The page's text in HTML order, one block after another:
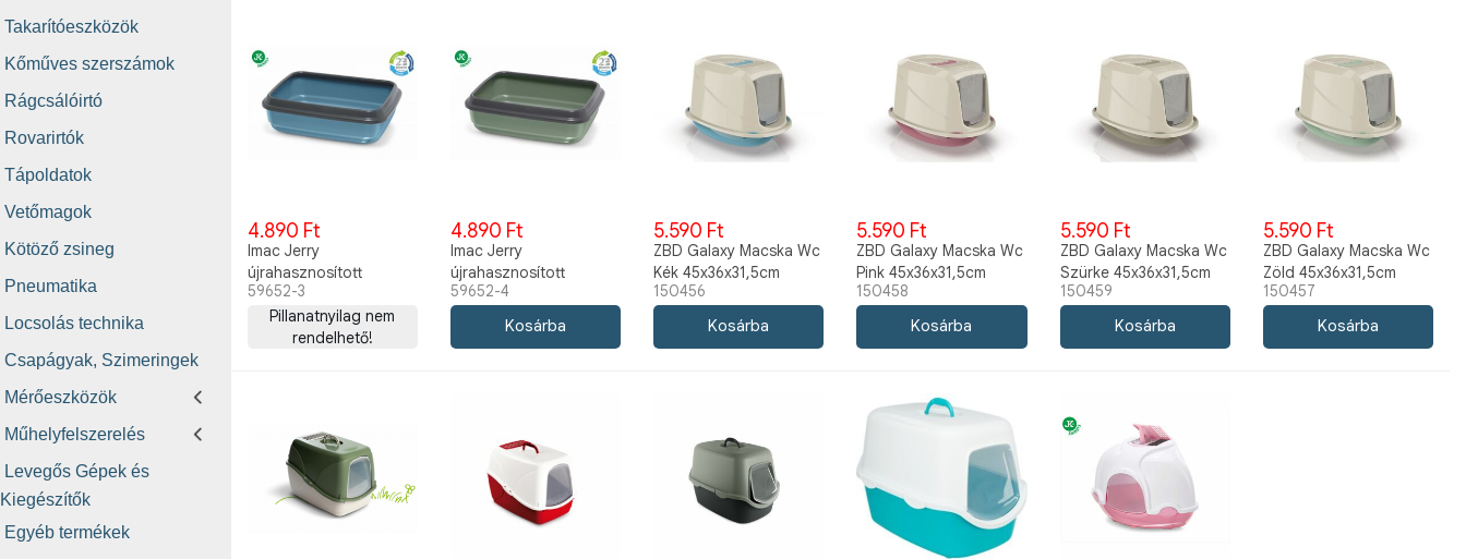
Takarítóeszközök
Kőműves szerszámok
Rágcsálóirtó
Rovarirtók
Tápoldatok
Vetőmagok
Kötöző zsineg
Pneumatika
Locsolás technika
Csapágyak, Szimeringek
Mérőeszközök
Műhelyfelszerelés
Levegős Gépek és
Kiegészítők
Egyéb termékek
4.890 Ft
Imac Jerry
újrahasznosított
macska wc kék
59652-3
Pillanatnyilag nem
rendelhető!
4.890 Ft
Imac Jerry
újrahasznosított
macska wc khaki
59652-4
5.590 Ft
ZBD Galaxy Macska Wc
Kék 45x36x31,5cm
150456
5.590 Ft
ZBD Galaxy Macska Wc
Pink 45x36x31,5cm
150458
5.590 Ft
ZBD Galaxy Macska Wc
Szürke 45x36x31,5cm
150459
5.590 Ft
ZBD Galaxy Macska Wc
Zöld 45x36x31,5cm
150457